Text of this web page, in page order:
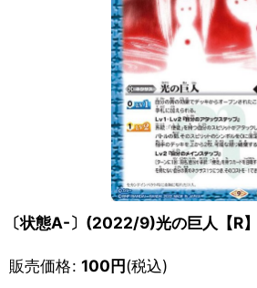
〔状態A-〕(2022/9)光の巨人【R
販売価格: 100円(税込)